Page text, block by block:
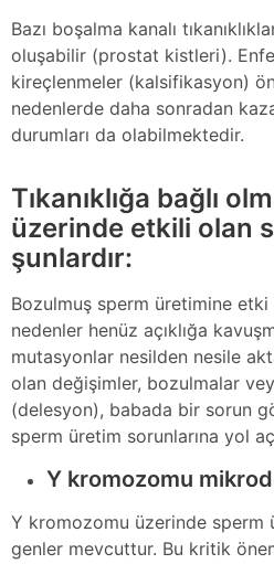
Bazı boşalma kanalı
oluşabilir (prostat kistleri).
kireçlenmeler (kalsifikasyon)
nedenlerde daha sonradan
durumları da olabilmektedir.
Tıkanıklığa bağlı
üzerinde etkili olan
şunlardır:
Bozulmuş sperm üretimine
nedenler henüz açıklığa
mutasyonlar nesilden nesile
olan değişimler, bozulmalar
(delesyon), babada bir sorun
sperm üretim sorunlarına yol
Y kromozomu
Y kromozomu üzerinde sperm
genler mevcuttur. Bu kritik